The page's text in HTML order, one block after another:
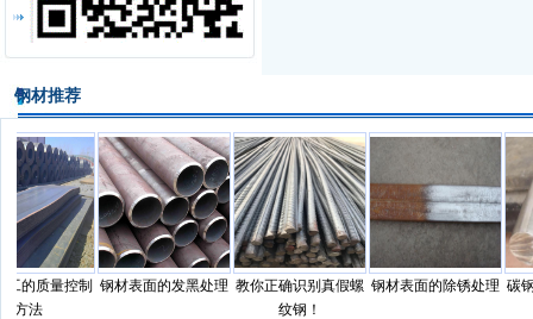
钢材推荐
的质量控制
方法
钢材表面的发黑处理 教你正确识别真假螺
纹钢！
钢材表面的除锈处理 碳钢